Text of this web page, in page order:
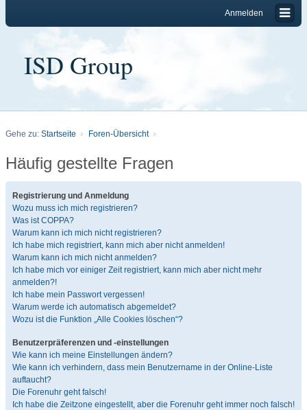
Anmelden
ISD Group
Gehe zu: Startseite Foren-Übersicht
Häufig gestellte Fragen
Registrierung und Anmeldung
Wozu muss ich mich registrieren?
Was ist COPPA?
Warum kann ich mich nicht registrieren?
Ich habe mich registriert, kann mich aber nicht anmelden!
Warum kann ich mich nicht anmelden?
Ich habe mich vor einiger Zeit registriert, kann mich aber nicht mehr
anmelden?!
Ich habe mein Passwort vergessen!
Warum werde ich automatisch abgemeldet?
Wozu ist die Funktion „Alle Cookies löschen“?
Benutzerpräferenzen und -einstellungen
Wie kann ich meine Einstellungen ändern?
Wie kann ich verhindern, dass mein Benutzername in der Online-Liste
auftaucht?
Die Forenuhr geht falsch!
Ich habe die Zeitzone eingestellt, aber die Forenuhr geht immer noch falsch!